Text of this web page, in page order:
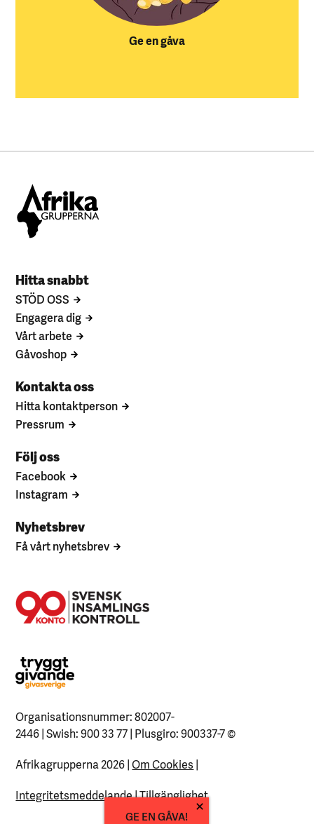
Ge en gåva
Hitta snabbt
STÖD OSS
Engagera dig
Vårt arbete
Gåvoshop
Kontakta oss
Hitta kontaktperson
Pressrum
Följ oss
Facebook
Instagram
Nyhetsbrev
Få vårt nyhetsbrev
Organisationsnummer: 802007-
2446 | Swish: 900 33 77 | Plusgiro: 900337-7©
Afrikagrupperna 2026 |Om Cookies |
Integritetsmeddelande|Tillgänglighet
GE EN GÅVA!